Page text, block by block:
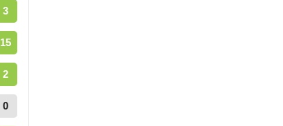
3
15
2
0